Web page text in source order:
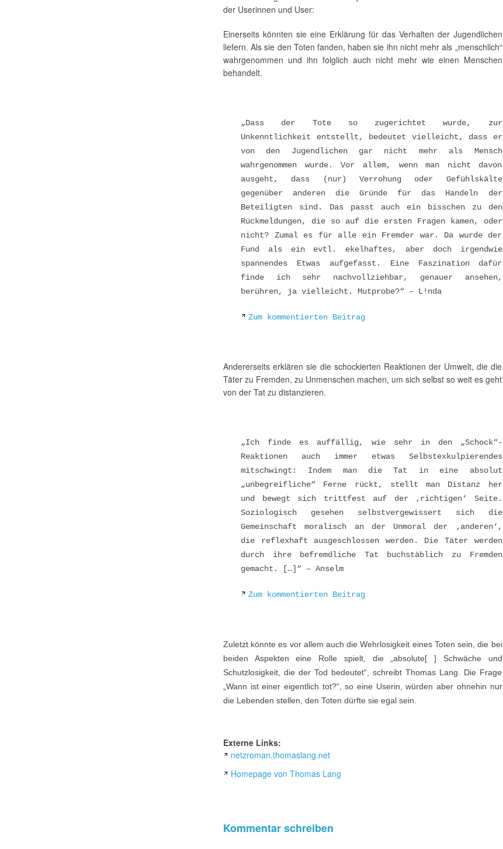
der Userinnen und User:
Einerseits könnten sie eine Erklärung für das Verhalten der Jugendlichen
liefern. Als sie den Toten fanden, haben sie ihn nicht mehr als „menschlich“
wahrgenommen und ihn folglich auch nicht mehr wie einen Menschen
behandelt.
„Dass der Tote so zugerichtet wurde, zur
Unkenntlichkeit entstellt, bedeutet vielleicht, dass er
von den Jugendlichen gar nicht mehr als Mensch
wahrgenommen wurde. Vor allem, wenn man nicht davon
ausgeht, dass (nur) Verrohung oder Gefühlskälte
gegenüber anderen die Gründe für das Handeln der
Beteiligten sind. Das passt auch ein bisschen zu den
Rückmeldungen, die so auf die ersten Fragen kamen, oder
nicht? Zumal es für alle ein Fremder war. Da wurde der
Fund als ein evtl. ekelhaftes, aber doch irgendwie
spannendes Etwas aufgefasst. Eine Faszination dafür
finde ich sehr nachvollziehbar, genauer ansehen,
berühren, ja vielleicht. Mutprobe?“ – L!nda
Zum kommentierten Beitrag
Andererseits erklären sie die schockierten Reaktionen der Umwelt, die die
Täter zu Fremden, zu Unmenschen machen, um sich selbst so weit es geht
von der Tat zu distanzieren.
„Ich finde es auffällig, wie sehr in den „Schock“-
Reaktionen auch immer etwas Selbstexkulpierendes
mitschwingt: Indem man die Tat in eine absolut
„unbegreifliche“ Ferne rückt, stellt man Distanz her
und bewegt sich trittfest auf der ‚richtigen‘ Seite.
Soziologisch gesehen selbstvergewissert sich die
Gemeinschaft moralisch an der Unmoral der ‚anderen‘,
die reflexhaft ausgeschlossen werden. Die Täter werden
durch ihre befremdliche Tat buchstäblich zu Fremden
gemacht. […]“ – Anselm
Zum kommentierten Beitrag
Zuletzt könnte es vor allem auch die Wehrlosigkeit eines Toten sein, die bei
beiden Aspekten eine Rolle spielt, die „absolute[ ] Schwäche und
Schutzlosigkeit, die der Tod bedeutet“, schreibt Thomas Lang. Die Frage
„Wann ist einer eigentlich tot?“, so eine Userin, würden aber ohnehin nur
die Lebenden stellen, den Toten dürfte sie egal sein.
Externe Links:
netzroman.thomaslang.net
Homepage von Thomas Lang
Kommentar schreiben